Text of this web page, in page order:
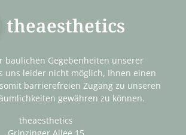
theaesthetics
baulichen Gegebenheiten unserer
uns leider nicht möglich, Ihnen einen
barrierefreien Zugang zu unseren
gewähren zu können.
theaesthetics